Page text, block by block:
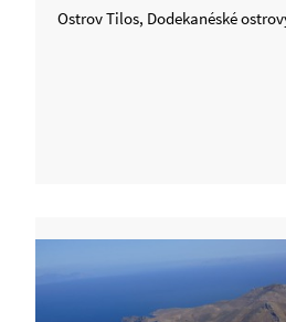
Ostrov Tilos, Dodekanéské